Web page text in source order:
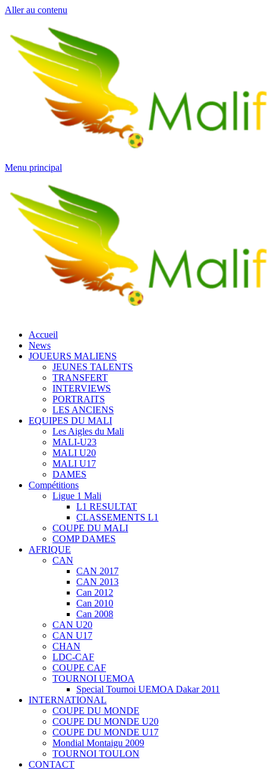
Aller au contenu
Menu principal
Accueil
News
JOUEURS MALIENS
JEUNES TALENTS
TRANSFERT
INTERVIEWS
PORTRAITS
LES ANCIENS
EQUIPES DU MALI
Les Aigles du Mali
MALI-U23
MALI U20
MALI U17
DAMES
Compétitions
Ligue 1 Mali
L1 RESULTAT
CLASSEMENTS L1
COUPE DU MALI
COMP DAMES
AFRIQUE
CAN
CAN 2017
CAN 2013
Can 2012
Can 2010
Can 2008
CAN U20
CAN U17
CHAN
LDC-CAF
COUPE CAF
TOURNOI UEMOA
Special Tournoi UEMOA Dakar 2011
INTERNATIONAL
COUPE DU MONDE
COUPE DU MONDE U20
COUPE DU MONDE U17
Mondial Montaigu 2009
TOURNOI TOULON
CONTACT